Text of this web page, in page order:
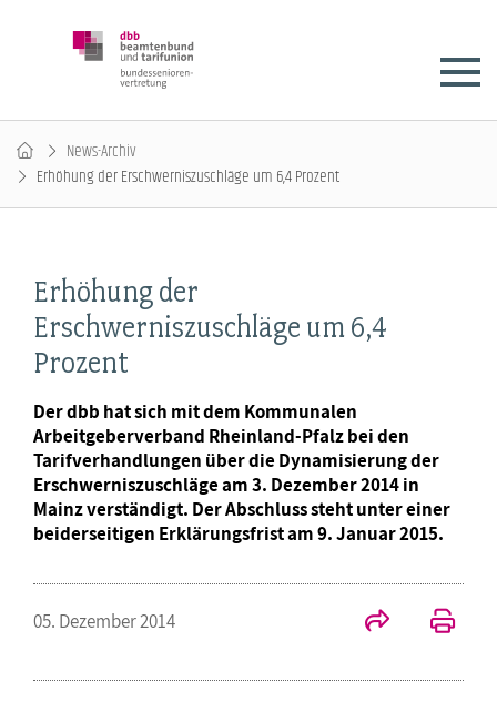
News-Archiv
Erhöhung der Erschwerniszuschläge um 6,4 Prozent
Erhöhung der
Erschwerniszuschläge um 6,4
Prozent
Der dbb hat sich mit dem Kommunalen
Arbeitgeberverband Rheinland-Pfalz bei den
Tarifverhandlungen über die Dynamisierung der
Erschwerniszuschläge am 3. Dezember 2014 in
Mainz verständigt. Der Abschluss steht unter einer
beiderseitigen Erklärungsfrist am 9. Januar 2015.
05. Dezember 2014